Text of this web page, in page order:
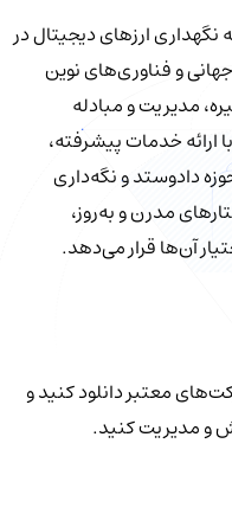
ارزهای دیجیتال در
و فناوری‌های نوین
مدیریت و مبادله
ارائه خدمات پیشرفته،
دادوستد و نگه‌داری
مدرن و به‌روز،
آن‌ها قرار می‌دهد.
معتبر دانلود کنید و
و مدیریت کنید.